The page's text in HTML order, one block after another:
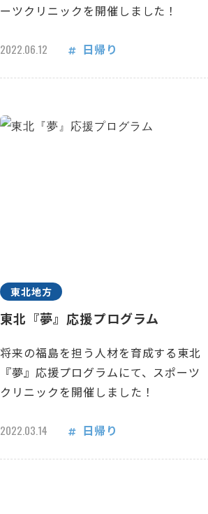
ーツクリニックを開催しました！
2022.06.12 日帰り
東北地方
東北『夢』応援プログラム
将来の福島を担う人材を育成する東北
『夢』応援プログラムにて、スポーツ
クリニックを開催しました！
2022.03.14 日帰り